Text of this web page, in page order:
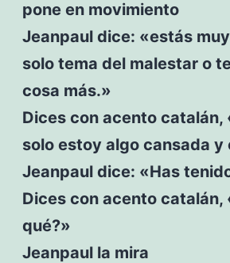
pone en movimiento
Jeanpaul dice: «estás
solo tema del malestar o
cosa más.»
Dices con acento catalán,
solo estoy algo cansada y
Jeanpaul dice: «Has
Dices con acento catalán,
qué?»
Jeanpaul la mira